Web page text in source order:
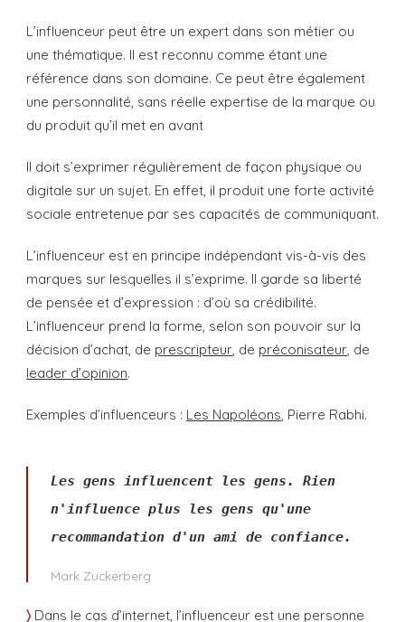
L’influenceur peut être un expert dans son métier ou
une thématique. Il est reconnu comme étant une
référence dans son domaine. Ce peut être également
une personnalité, sans réelle expertise de la marque ou
du produit qu’il met en avant
Il doit s’exprimer régulièrement de façon physique ou
digitale sur un sujet. En effet, il produit une forte activité
sociale entretenue par ses capacités de communiquant.
L’influenceur est en principe indépendant vis-à-vis des
marques sur lesquelles il s’exprime. Il garde sa liberté
de pensée et d’expression : d’où sa crédibilité.
L’influenceur prend la forme, selon son pouvoir sur la
décision d’achat, de prescripteur, de préconisateur, de
leader d’opinion.
Exemples d’influenceurs : Les Napoléons, Pierre Rabhi.
Les gens influencent les gens. Rien
n'influence plus les gens qu'une
recommandation d'un ami de confiance.
Mark Zuckerberg
〉 Dans le cas d’internet, l’influenceur est une personne